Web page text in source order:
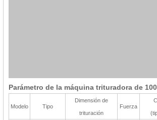
Parámetro de la máquina trituradora de
Modelo Tipo
Dimensión de
trituración
Fuerza